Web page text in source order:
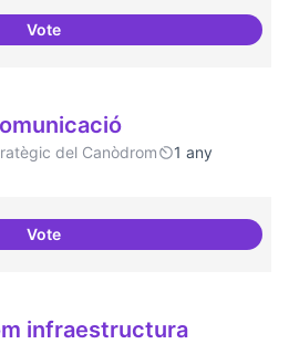
VoteInvestigacions amb component
del Canòdrom
1 any
VoteCampanya de comunicació
infraestructura